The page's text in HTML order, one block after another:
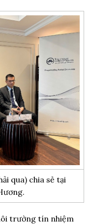
qua) chia sẻ tại
trường tín nhiệm